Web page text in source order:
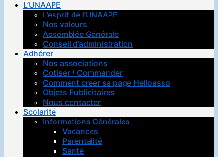
L’UNAAPE
L’esprit de l’UNAAPE
Nos valeurs
Assemblée Générale
Conseil d’administration
Adhérer
Nos associations
Cotiser / Commander
Comment créer sa page Helloasso
Objets Publicitaires
Nous contacter
Scolarité
Informations Générales
Vacances
Parentalité
Santé